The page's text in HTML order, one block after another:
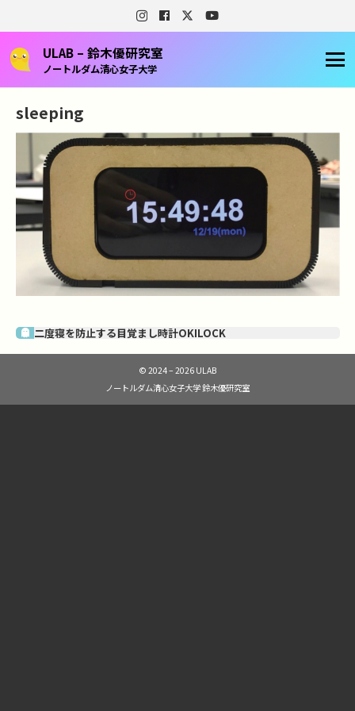
ULAB – 鈴木優研究室
ノートルダム清心女子大学
sleeping
二度寝を防止する目覚まし時計OKILOCK
© 2024 – 2026 ULAB
ノートルダム清心女子大学 鈴木優研究室